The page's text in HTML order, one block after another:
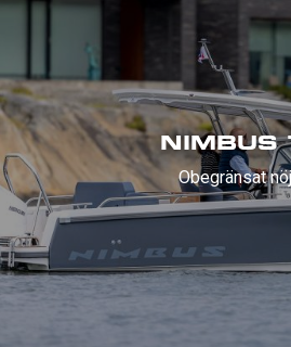
NIMBUS
Obegränsat